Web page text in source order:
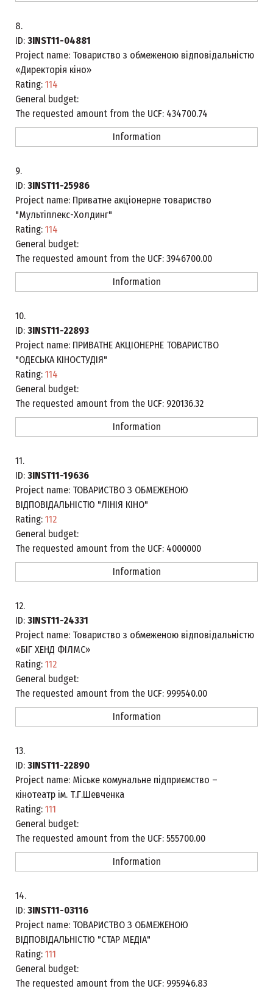
8.
ID: 3INST11-04881
Project name: Товариство з обмеженою відповідальністю
«Директорія кіно»
Rating: 114
General budget:
The requested amount from the UCF: 434700.74
Information
9.
ID: 3INST11-25986
Project name: Приватне акціонерне товариство
"Мультіплекс-Холдинг"
Rating: 114
General budget:
The requested amount from the UCF: 3946700.00
Information
10.
ID: 3INST11-22893
Project name: ПРИВАТНЕ АКЦІОНЕРНЕ ТОВАРИСТВО
"ОДЕСЬКА КІНОСТУДІЯ"
Rating: 114
General budget:
The requested amount from the UCF: 920136.32
Information
11.
ID: 3INST11-19636
Project name: ТОВАРИСТВО З ОБМЕЖЕНОЮ
ВІДПОВІДАЛЬНІСТЮ "ЛІНІЯ КІНО"
Rating: 112
General budget:
The requested amount from the UCF: 4000000
Information
12.
ID: 3INST11-24331
Project name: Товариство з обмеженою відповідальністю
«БІГ ХЕНД ФІЛМС»
Rating: 112
General budget:
The requested amount from the UCF: 999540.00
Information
13.
ID: 3INST11-22890
Project name: Міське комунальне підприємство –
кінотеатр ім. Т.Г.Шевченка
Rating: 111
General budget:
The requested amount from the UCF: 555700.00
Information
14.
ID: 3INST11-03116
Project name: ТОВАРИСТВО З ОБМЕЖЕНОЮ
ВІДПОВІДАЛЬНІСТЮ "СТАР МЕДІА"
Rating: 111
General budget:
The requested amount from the UCF: 995946.83